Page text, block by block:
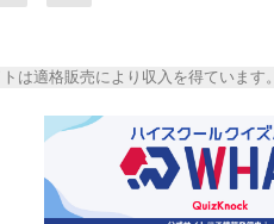
は適格販売により収入を得ています。